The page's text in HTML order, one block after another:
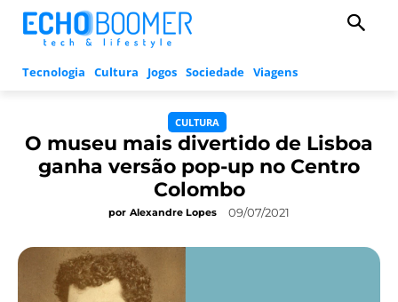
Tecnologia Cultura Jogos Sociedade Viagens
CULTURA
O museu mais divertido de Lisboa
ganha versão pop-up no Centro
Colombo
por Alexandre Lopes 09/07/2021